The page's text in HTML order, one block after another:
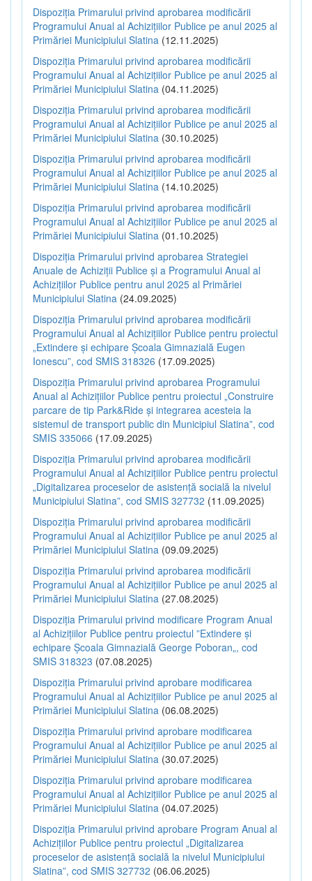
Dispoziția Primarului privind aprobarea modificării
Programului Anual al Achizițiilor Publice pe anul 2025 al
Primăriei Municipiului Slatina (12.11.2025)
Dispoziția Primarului privind aprobarea modificării
Programului Anual al Achizițiilor Publice pe anul 2025 al
Primăriei Municipiului Slatina (04.11.2025)
Dispoziția Primarului privind aprobarea modificării
Programului Anual al Achizițiilor Publice pe anul 2025 al
Primăriei Municipiului Slatina (30.10.2025)
Dispoziția Primarului privind aprobarea modificării
Programului Anual al Achizițiilor Publice pe anul 2025 al
Primăriei Municipiului Slatina (14.10.2025)
Dispoziția Primarului privind aprobarea modificării
Programului Anual al Achizițiilor Publice pe anul 2025 al
Primăriei Municipiului Slatina (01.10.2025)
Dispoziția Primarului privind aprobarea Strategiei
Anuale de Achiziții Publice și a Programului Anual al
Achizițiilor Publice pentru anul 2025 al Primăriei
Municipiului Slatina (24.09.2025)
Dispoziția Primarului privind aprobarea modificării
Programului Anual al Achizițiilor Publice pentru proiectul
„Extindere și echipare Școala Gimnazială Eugen
Ionescu”, cod SMIS 318326 (17.09.2025)
Dispoziția Primarului privind aprobarea Programului
Anual al Achizițiilor Publice pentru proiectul „Construire
parcare de tip Park&Ride și integrarea acesteia la
sistemul de transport public din Municipiul Slatina”, cod
SMIS 335066 (17.09.2025)
Dispoziția Primarului privind aprobarea modificării
Programului Anual al Achizițiilor Publice pentru proiectul
„Digitalizarea proceselor de asistență socială la nivelul
Municipiului Slatina”, cod SMIS 327732 (11.09.2025)
Dispoziția Primarului privind aprobarea modificării
Programului Anual al Achizițiilor Publice pe anul 2025 al
Primăriei Municipiului Slatina (09.09.2025)
Dispoziția Primarului privind aprobarea modificării
Programului Anual al Achizițiilor Publice pe anul 2025 al
Primăriei Municipiului Slatina (27.08.2025)
Dispoziția Primarului privind modificare Program Anual
al Achizițiilor Publice pentru proiectul ”Extindere și
echipare Școala Gimnazială George Poboran„, cod
SMIS 318323 (07.08.2025)
Dispoziția Primarului privind aprobare modificarea
Programului Anual al Achizițiilor Publice pe anul 2025 al
Primăriei Municipiului Slatina (06.08.2025)
Dispoziția Primarului privind aprobare modificarea
Programului Anual al Achizițiilor Publice pe anul 2025 al
Primăriei Municipiului Slatina (30.07.2025)
Dispoziția Primarului privind aprobare modificarea
Programului Anual al Achizițiilor Publice pe anul 2025 al
Primăriei Municipiului Slatina (04.07.2025)
Dispoziția Primarului privind aprobare Program Anual al
Achizițiilor Publice pentru proiectul „Digitalizarea
proceselor de asistență socială la nivelul Municipiului
Slatina”, cod SMIS 327732 (06.06.2025)